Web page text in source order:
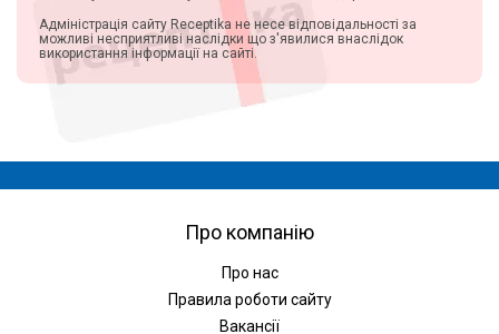
Адміністрація сайту Receptika не несе відповідальності за
можливі несприятливі наслідки що з'явилися внаслідок
використання інформації на сайті.
Про компанію
Про нас
Правила роботи сайту
Вакансії